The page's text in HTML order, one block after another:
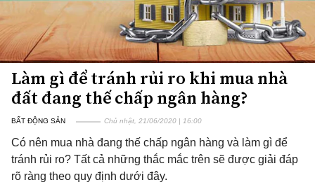
Làm gì để tránh rủi ro khi mua nhà
đất đang thế chấp ngân hàng?
BẤT ĐỘNG SẢN Chủ nhật, 21/06/2020 | 16:00
Có nên mua nhà đang thế chấp ngân hàng và làm gì để
tránh rủi ro? Tất cả những thắc mắc trên sẽ được giải đáp
rõ ràng theo quy định dưới đây.